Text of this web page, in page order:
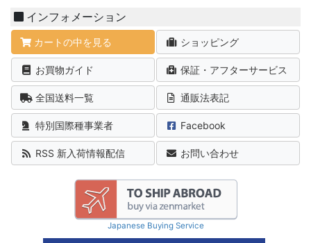
インフォメーション
カートの中を見る ショッピング
お買物ガイド 保証・アフターサービス
全国送料一覧 通販法表記
特別国際種事業者 Facebook
RSS 新入荷情報配信 お問い合わせ
Japanese Buying Service